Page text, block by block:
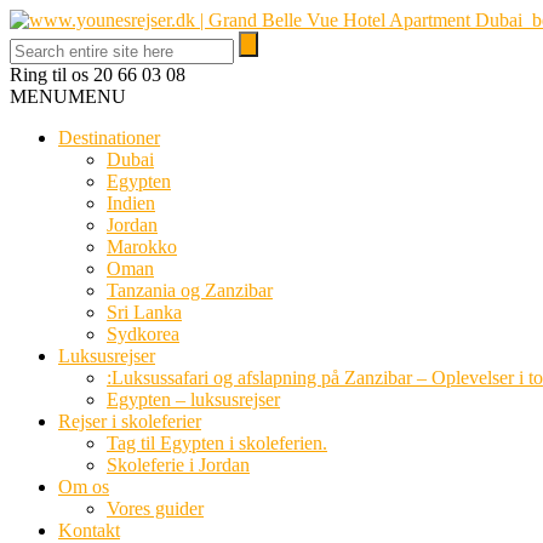
Ring til os 20 66 03 08
MENUMENU
Destinationer
Dubai
Egypten
Indien
Jordan
Marokko
Oman
Tanzania og Zanzibar
Sri Lanka
Sydkorea
Luksusrejser
:Luksussafari og afslapning på Zanzibar – Oplevelser i
Egypten – luksusrejser
Rejser i skoleferier
Tag til Egypten i skoleferien.
Skoleferie i Jordan
Om os
Vores guider
Kontakt